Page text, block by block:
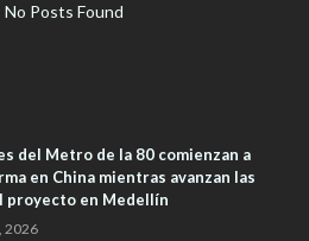
No Posts Found
del Metro de la 80 comienzan a
en China mientras avanzan las
proyecto en Medellín
2026